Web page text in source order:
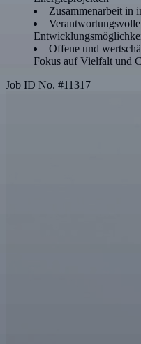
Zusammenarbeit in
Offene und
Fokus auf Vielfalt und
Job ID No. #11317